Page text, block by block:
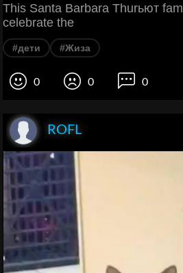
This Santa Barbara Thurьют
celebrate the
#дети #Жиза
0 0 0
ROFL